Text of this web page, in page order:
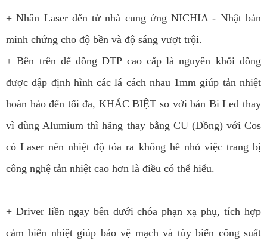
+ Nhân Laser đến từ nhà cung ứng NICHIA - Nhật bản
minh chứng cho độ bền và độ sáng vượt trội.
+ Bên trên đế đồng DTP cao cấp là nguyên khối đồng
được dập định hình các lá cách nhau 1mm giúp tản nhiệt
hoàn hảo đến tối đa, KHÁC BIỆT so với bản Bi Led thay
vì dùng Alumium thì hãng thay bằng CU (Đồng) với Cos
có Laser nên nhiệt độ tỏa ra không hề nhỏ việc trang bị
công nghệ tản nhiệt cao hơn là điều có thể hiểu.
+ Driver liền ngay bên dưới chóa phạn xạ phụ, tích hợp
cảm biển nhiệt giúp bảo vệ mạch và tùy biến công suất